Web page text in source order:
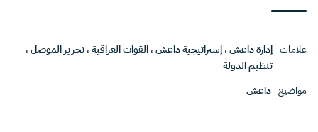
علامات إدارة داعش،إستراتيجية داعش،القوات العراقية،تحرير الموصل،
تنظيم الدولة
مواضيع داعش